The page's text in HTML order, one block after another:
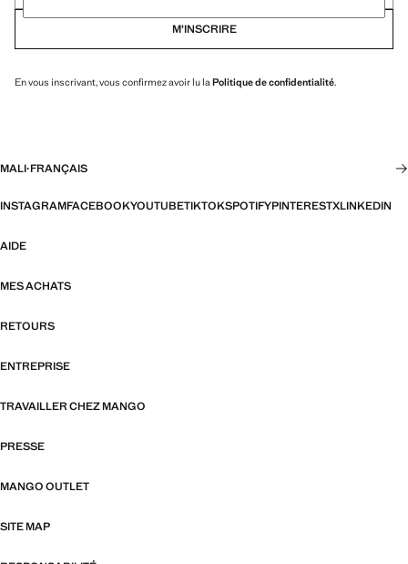
M’INSCRIRE
En vous inscrivant, vous confirmez avoir lu la Politique de confidentialité.
MALI·FRANÇAIS
INSTAGRAMFACEBOOKYOUTUBETIKTOKSPOTIFYPINTERESTXLINKEDIN
AIDE
MES ACHATS
RETOURS
ENTREPRISE
TRAVAILLER CHEZ MANGO
PRESSE
MANGO OUTLET
SITE MAP